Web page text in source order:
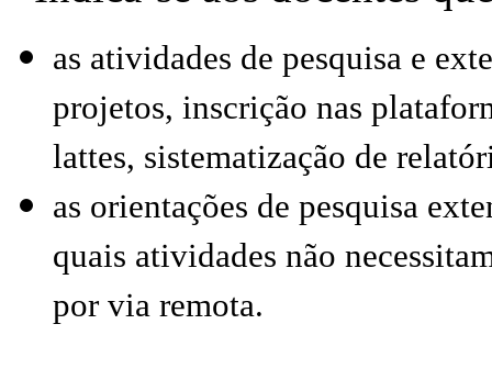
as atividades de pesquisa e
projetos, inscrição nas
lattes, sistematização de
as orientações de pesquisa
quais atividades não
por via remota.